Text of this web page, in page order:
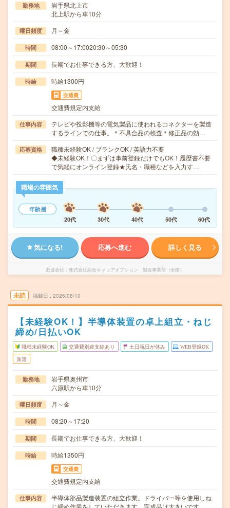
勤務地
岩手県北上市
北上駅から車10分
曜日頻度 月～金
時間 08:00～17:0020:30～05:30
期間 長期でお仕事できる方、大歓迎！
時給 時給1300円
交通費
交通費規定内支給
仕事内容
テレビや投影機等の電気製品に使われるコネクターを製造
するラインでの仕事。＊不具合品の検査＊修正品の効…
応募資格
職種未経験OK / ブランクOK / 英語力不要
◆未経験OK！〇まずは事前登録だけでもOK！履歴書不要
で気軽にオンライン登録★氏名・職種などを入力す…
職場の雰囲気
年齢層
20代
30代 40代 50代 60代
気になる! 応募へ進む 詳しく見る
派遣会社 株式会社綜合キャリアオプション 製造事業部（全国）
未読 掲載日 2026/08/10
【未経験OK！】半導体装置の卓上組立・ねじ
締め/日払いOK
職種未経験OK 交通費別途支給あり 土日祝日が休み WEB登録OK
派遣
勤務地
岩手県奥州市
六原駅から車10分
曜日頻度 月～金
時間 08:20～17:20
期間 長期でお仕事できる方、大歓迎！
時給 時給1350円
交通費
交通費規定内支給
仕事内容
半導体部品製造装置の組立作業。ドライバー等を使用しね
じ締め作業をしていただきます。完成品は大きいです…